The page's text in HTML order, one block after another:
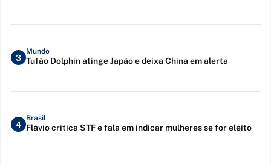
3
Mundo
Tufão Dolphin atinge Japão e deixa China em alerta
4
Brasil
Flávio critica STF e fala em indicar mulheres se for eleito